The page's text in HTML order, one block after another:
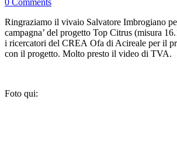
0 Comments
Ringraziamo il vivaio Salvatore Imbrogiano
campagna’ del progetto Top Citrus (misura
i ricercatori del CREA Ofa di Acireale per il
con il progetto. Molto presto il video di TVA.
Foto qui: